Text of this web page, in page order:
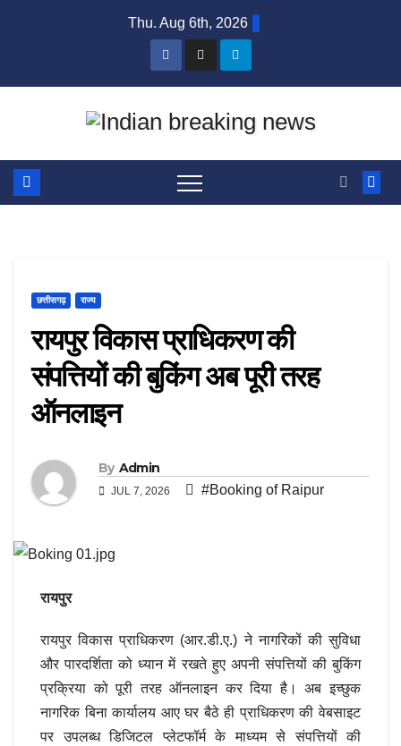
Thu. Aug 6th, 2026
छत्तीसगढ़ राज्य
रायपुर विकास प्राधिकरण की
संपत्तियों की बुकिंग अब पूरी तरह
ऑनलाइन
By Admin
JUL 7, 2026 #Booking of Raipur
रायपुर
रायपुर विकास प्राधिकरण (आर.डी.ए.) ने नागरिकों की सुविधा
और पारदर्शिता को ध्यान में रखते हुए अपनी संपत्तियों की बुकिंग
प्रक्रिया को पूरी तरह ऑनलाइन कर दिया है। अब इच्छुक
नागरिक बिना कार्यालय आए घर बैठे ही प्राधिकरण की वेबसाइट
पर उपलब्ध डिजिटल प्लेटफॉर्म के माध्यम से संपत्तियों की